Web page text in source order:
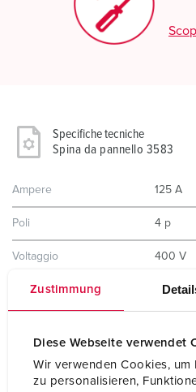
Zustimmung
Diese Webseite verwendet
Wir verwenden Cookies, um
zu personalisieren,
Specifiche tecniche
Spina da pannello 3583
Ampere 125 A
Poli 4 p
Voltaggio 400 V
Posizioni orologio 6 h
collegamento